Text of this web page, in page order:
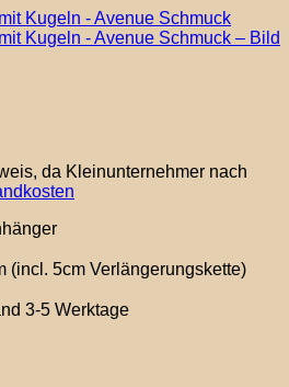
Auf die Wunschliste
da Kleinunternehmer nach
(incl. 5cm Verlängerungskette)
3-5 Werktage